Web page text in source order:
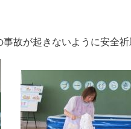
故が起きないように安全祈